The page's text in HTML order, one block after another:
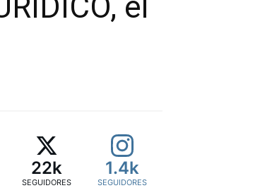
22k
SEGUIDORES
1.4k
SEGUIDORES